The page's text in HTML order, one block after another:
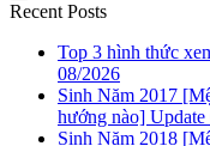
Recent Posts
Top 3 hình thức
08/2026
Sinh Năm 2017
hướng nào] Update
Sinh Năm 2018